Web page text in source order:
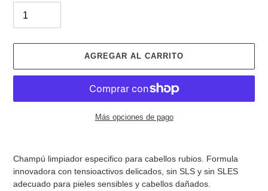
AGREGAR AL CARRITO
Más opciones de pago
producto
Champú limpiador especifico para cabellos rubios. Formula
innovadora con tensioactivos delicados, sin SLS y sin SLES
adecuado para pieles sensibles y cabellos dañados.